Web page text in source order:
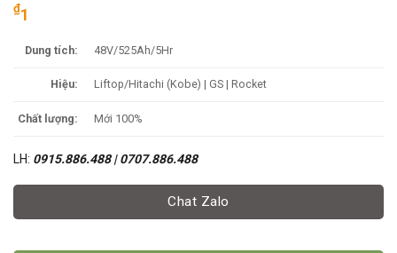
₫1
Dung tích: 48V/525Ah/5Hr
Hiệu: Liftop/Hitachi (Kobe) | GS | Rocket
Chất lượng: Mới 100%
LH: 0915.886.488 | 0707.886.488
Chat Zalo